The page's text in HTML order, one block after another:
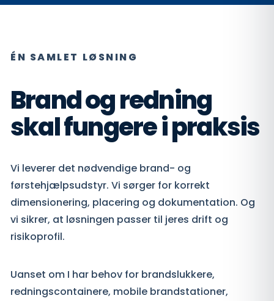
ÉN SAMLET LØSNING
Brand og redning
skal fungere i praksis
Vi leverer det nødvendige brand- og
førstehjælpsudstyr. Vi sørger for korrekt
dimensionering, placering og dokumentation. Og
vi sikrer, at løsningen passer til jeres drift og
risikoprofil.
Uanset om I har behov for brandslukkere,
redningscontainere, mobile brandstationer,